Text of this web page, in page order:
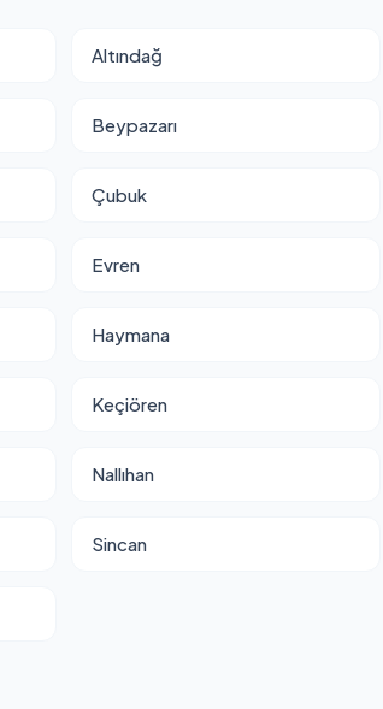
Altındağ
Beypazarı
Çubuk
Evren
Haymana
Keçiören
Nallıhan
Sincan